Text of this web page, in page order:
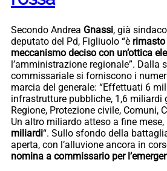
Secondo Andrea Gnassi, già
deputato del Pd, Figliuolo “è
meccanismo deciso con un’ottica
l’amministrazione regionale”. Dalla
commissariale si forniscono i
marcia del generale: “Effettuati 6
infrastrutture pubbliche, 1,6 miliardi
Regione, Protezione civile, Comuni,
Un altro miliardo atteso a fine mese,
miliardi“. Sullo sfondo della
aperta, con l’alluvione ancora in
nomina a commissario per